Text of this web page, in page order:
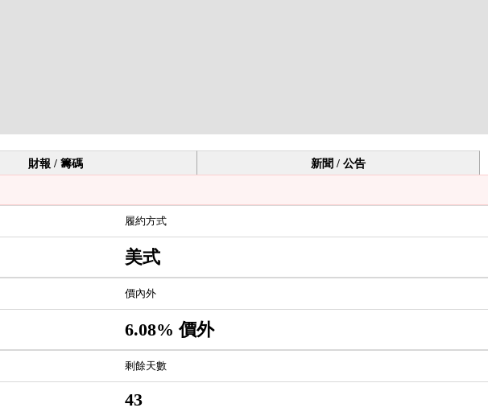
財報 / 籌碼 新聞 / 公告
履約方式
美式
價內外
6.08% 價外
剩餘天數
43